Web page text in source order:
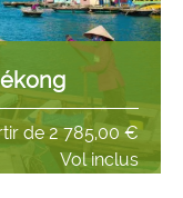
Vol inclus
de 2 785,00 €